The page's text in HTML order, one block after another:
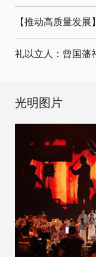
【推动高质量发
礼以立人：曾国藩
光明图片